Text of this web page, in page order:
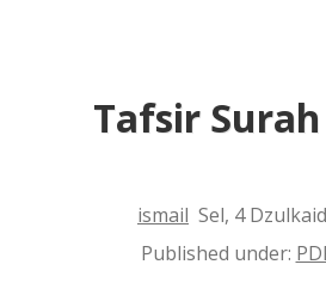
Tafsir
ismail Sel, 4
Published under: